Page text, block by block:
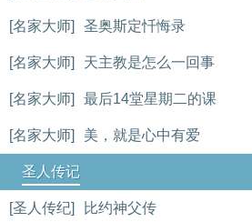
[名家大师] 圣奥斯定忏悔录
[名家大师] 天主教是怎么一回事
[名家大师] 最后14堂星期二的课
[名家大师] 美，就是心中有爱
圣人传记
[圣人传纪] 比约神父传